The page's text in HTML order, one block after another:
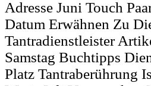
Adresse Juni Touch
Datum Erwähnen Zu
Tantradienstleister
Samstag Buchtipps
Platz Tantraberührung